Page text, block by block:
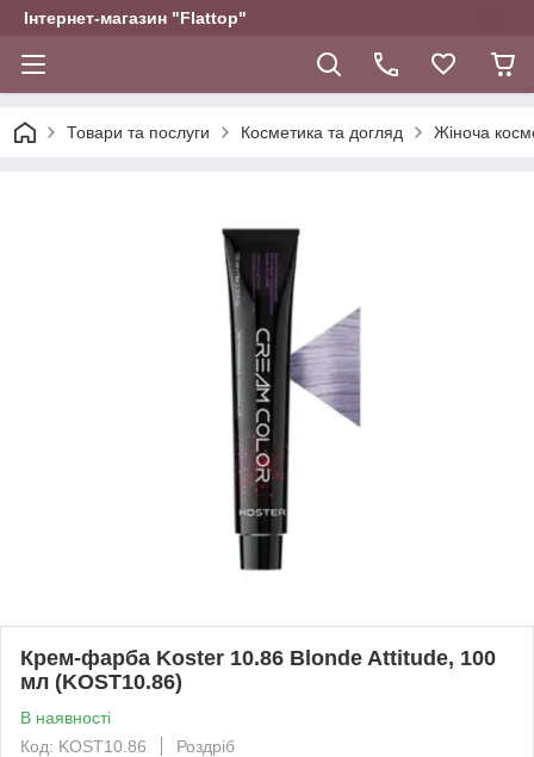
Інтернет-магазин "Flattop"
Товари та послуги Косметика та догляд Жіноча
Крем-фарба Koster 10.86 Blonde Attitude, 100
мл (KOST10.86)
В наявності
Код: KOST10.86
Роздріб